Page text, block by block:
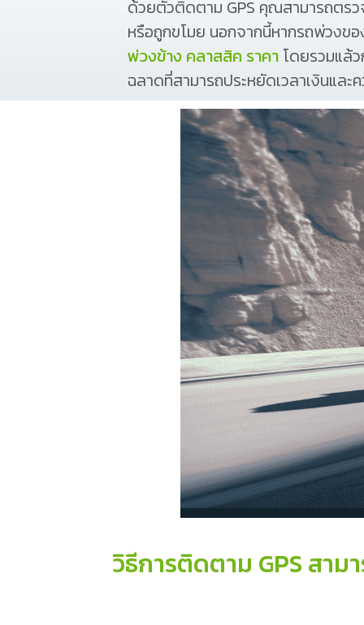
ด้วยตัวติดตาม GPS คุณสามารถตรว
หรือถูกขโมย นอกจากนี้หากรถพ่วงข
พ่วงข้าง คลาสสิค ราคา โดยรวมแล้
ฉลาดที่สามารถประหยัดเวลาเงินและ
วิธีการติดตาม GPS สา